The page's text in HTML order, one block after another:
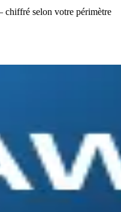
selon votre périmètre